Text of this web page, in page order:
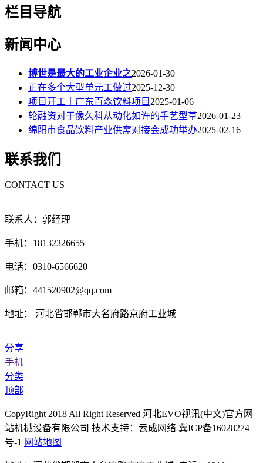
栏目导航
新闻中心
博世是最大的工业企业之2026-01-30
正在多个大型单元工做过2025-12-30
项目开工丨广东百森饮料项目 2025-01-06
轮融资对于像久科从动化如许的手艺型草2026-01-23
绵阳市食品饮料产业供需对接会成功举办2025-02-16
联系我们
CONTACT US
联系人：郭经理
手机：18132326655
电话：0310-6566620
邮箱：441520902@qq.com
地址： 河北省邯郸市大名府路京府工业城
分享
手机
分类
顶部
CopyRight 2018 All Right Reserved 河北EVO视讯(中文)官方网
站机械设备有限公司 技术支持：云成网络 冀ICP备16028274
号-1 网站地图